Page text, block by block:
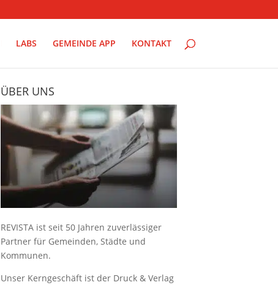
LABS GEMEINDE APP KONTAKT
ÜBER UNS
REVISTA ist seit 50 Jahren zuverlässiger
Partner für Gemeinden, Städte und
Kommunen.
Unser Kerngeschäft ist der Druck & Verlag